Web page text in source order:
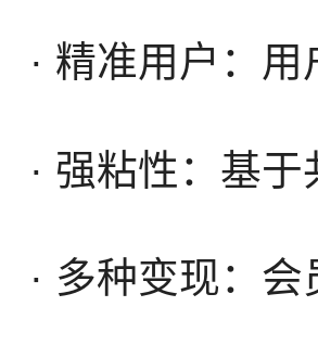
· 精准用户：
· 强粘性：基于
· 多种变现：